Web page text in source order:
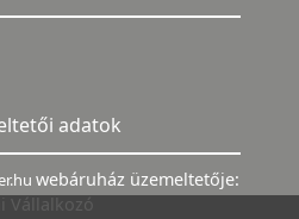
adatok
webáruház üzemeltetője:
Vállalkozó